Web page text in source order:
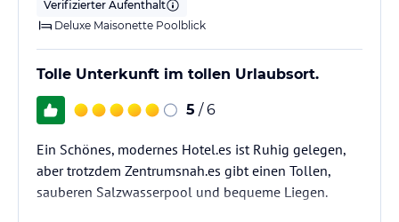
Verifizierter Aufenthalt
Deluxe Maisonette Poolblick
Tolle Unterkunft im tollen Urlaubsort.
5 / 6
Ein Schönes, modernes Hotel.es ist Ruhig gelegen,
aber trotzdem Zentrumsnah.es gibt einen Tollen,
sauberen Salzwasserpool und bequeme Liegen.